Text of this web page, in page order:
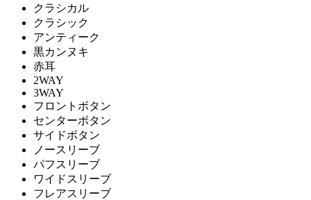
クラシカル
クラシック
アンティーク
黒カンヌキ
赤耳
2WAY
3WAY
フロントボタン
センターボタン
サイドボタン
ノースリーブ
パフスリーブ
ワイドスリーブ
フレアスリーブ